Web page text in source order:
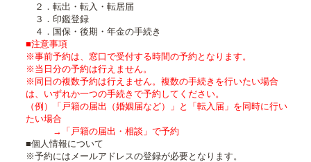
事前予約の確認・取消
混雑予想カレンダー
本サイトのご利用案内
２．転出・転入・転居届
３．印鑑登録
４．国保・後期・年金の手続き
■注意事項
※事前予約は、窓口で受付する時間の予約となります。
※当日分の予約は行えません。
※同日の複数予約は行えません。複数の手続きを行いたい場合
は、いずれか一つの手続きで予約してください。
（例）「戸籍の届出（婚姻届など）」と「転入届」を同時に行い
たい場合
→「戸籍の届出・相談」で予約
■個人情報について
※予約にはメールアドレスの登録が必要となります。